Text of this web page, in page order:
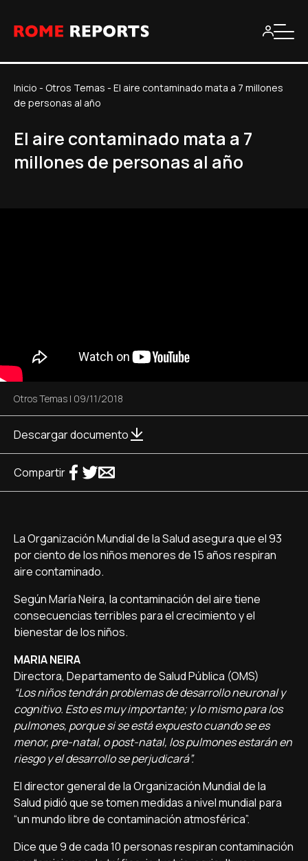
Inicio - Otros Temas - El aire contaminado mata a 7 millones
de personas al año
El aire contaminado mata a 7
millones de personas al año
Otros Temas | 09/11/2018
Descargar documento
Compartir
La Organización Mundial de la Salud asegura que el 93
por ciento de los niños menores de 15 años respiran
aire contaminado.
Según María Neira, la contaminación del aire tiene
consecuencias terribles para el crecimiento y el
bienestar de los niños.
MARIA NEIRA
Directora, Departamento de Salud Pública (OMS)
“Los niños tendrán problemas de desarrollo neuronal y
cognitivo. Esto es muy importante; y lo mismo para los
pulmones, porque si se está expuesto cuando se es
menor, pre-natal, o post-natal, los pulmones estarán en
riesgo y el desarrollo se perjudicará”.
El director general de la Organización Mundial de la
Salud pidió que se tomen medidas a nivel mundial para
“un mundo libre de contaminación atmosférica”.
Dice que 9 de cada 10 personas respiran contaminación